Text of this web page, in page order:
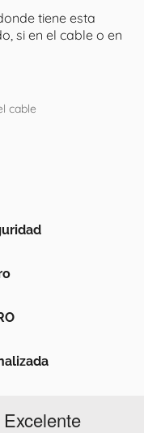
tiene esta
si en el cable o en
cable
Excelente